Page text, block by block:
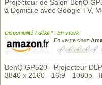
Projecteur de Salon BenQ
à Domicile avec Google TV,
Disponibilité / délai * : En stock
En vente chez
BenQ GP520 - Projecteur
3840 x 2160 - 16:9 - 1080p -